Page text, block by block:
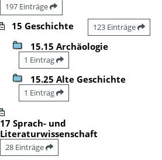
197 Einträge
15 Geschichte 123 Einträge
15.15 Archäologie
1 Eintrag
15.25 Alte Geschichte
1 Eintrag
17 Sprach- und
Literaturwissenschaft
28 Einträge